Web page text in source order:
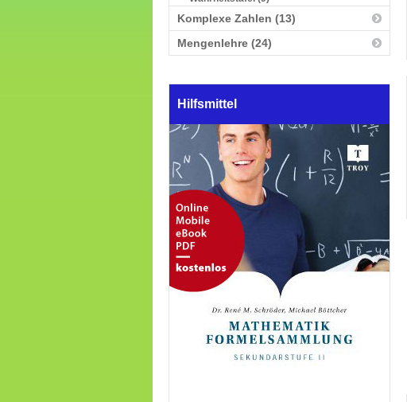
Komplexe Zahlen (13)
Mengenlehre (24)
Hilfsmittel